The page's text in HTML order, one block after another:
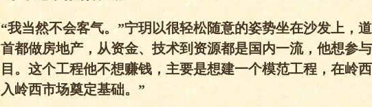
“我当然不会客气。”宁玥以很轻松随意的姿势坐在沙发上，
首都做房地产，从资金、技术到资源都是国内一流，他想参
目。这个工程他不想赚钱，主要是想建一个模范工程，在岭
入岭西市场奠定基础。”